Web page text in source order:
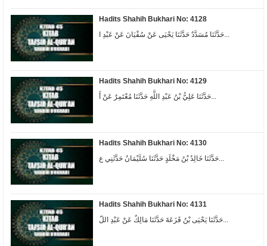
Hadits Shahih Bukhari No: 4128
حَدَّثَنَا مُسَدَّدٌ حَدَّثَنَا يَحْيَى عَنْ سُفْيَانَ عَنْ عَبْدِ ا...
Hadits Shahih Bukhari No: 4129
Hadits Shahih Bukhari No: 4130
Hadits Shahih Bukhari No: 4131
حَدَّثَنَا يَحْيَى بْنُ قَزَعَةَ حَدَّثَنَا مَالِكٌ عَنْ عَبْدِ اللّ...